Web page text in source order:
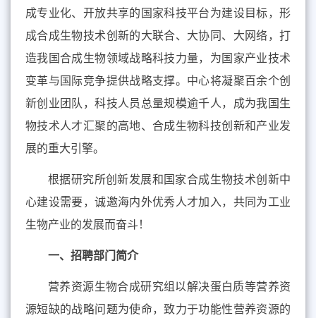
成专业化、开放共享的国家科技平台为建设目标，形
成合成生物技术创新的大联合、大协同、大网络，打
造我国合成生物领域战略科技力量，为国家产业技术
变革与国际竞争提供战略支撑。中心将凝聚百余个创
新创业团队，科技人员总量规模逾千人，成为我国生
物技术人才汇聚的高地、合成生物科技创新和产业发
展的重大引擎。
根据研究所创新发展和国家合成生物技术创新中
心建设需要，诚邀海内外优秀人才加入，共同为工业
生物产业的发展而奋斗！
一、招聘部门简介
营养资源生物合成研究组以解决蛋白质等营养资
源短缺的战略问题为使命，致力于功能性营养资源的